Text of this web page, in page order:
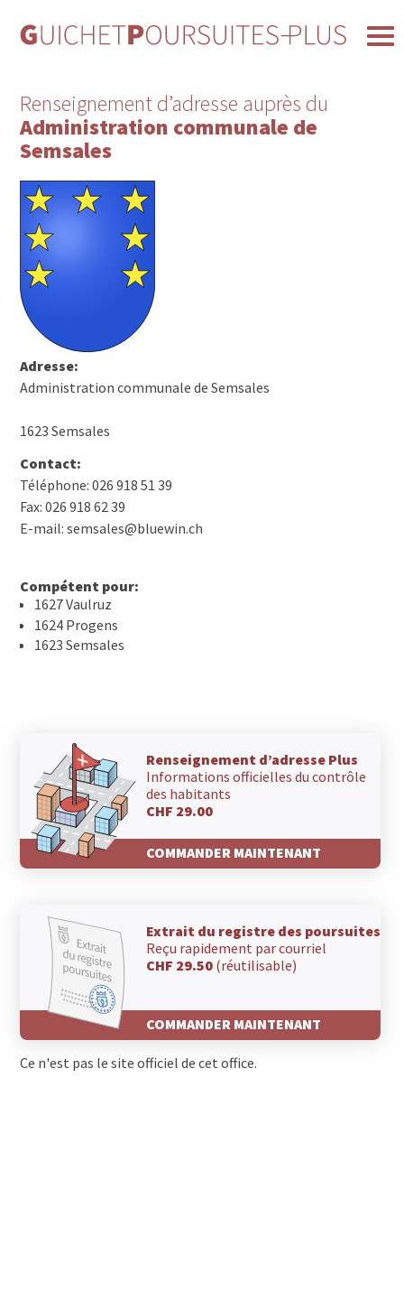
Renseignement d’adresse auprès du
Administration communale de
Semsales
Adresse:
Administration communale de Semsales
1623 Semsales
Contact:
Téléphone: 026 918 51 39
Fax: 026 918 62 39
E-mail: semsales@bluewin.ch
Compétent pour:
1627 Vaulruz
1624 Progens
1623 Semsales
Renseignement d’adresse Plus
Informations officielles du contrôle
des habitants
CHF 29.00
COMMANDER MAINTENANT
Extrait du registre des poursuites
Reçu rapidement par courriel
CHF 29.50 (réutilisable)
COMMANDER MAINTENANT
Ce n'est pas le site officiel de cet office.